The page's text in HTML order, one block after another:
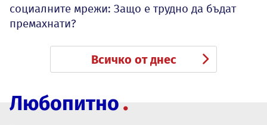
социалните мрежи: Защо е трудно да бъдат
премахнати?
Всичко от днес
Любопитно